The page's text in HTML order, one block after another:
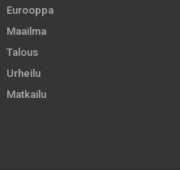
Eurooppa
Maailma
Talous
Urheilu
Matkailu